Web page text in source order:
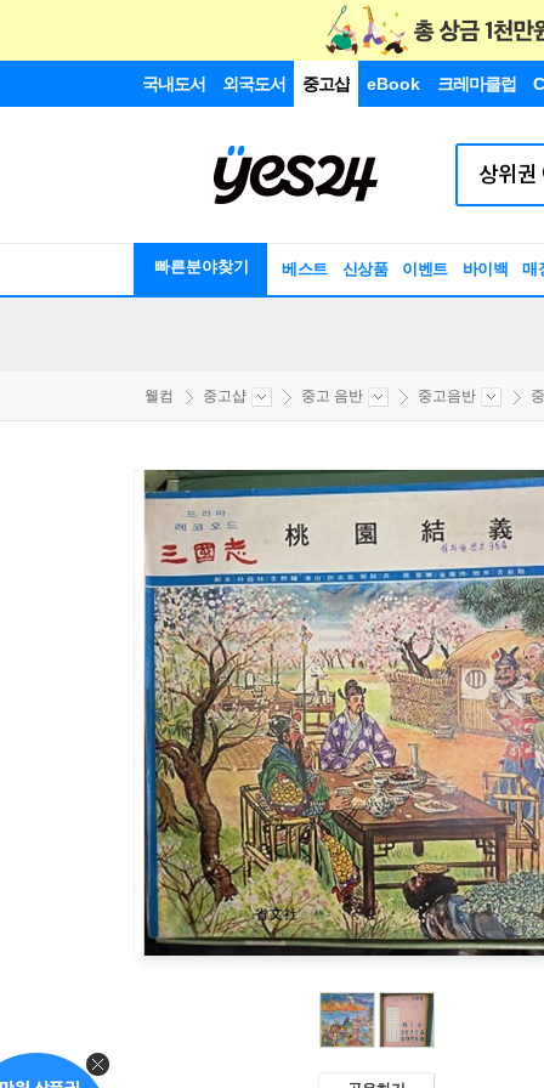
국내도서 외국도서 중고샵 eBook 크레마클럽
빠른분야찾기 베스트 신상품 이벤트 바이백 매
웰컴 중고샵 중고 음반 중고음반